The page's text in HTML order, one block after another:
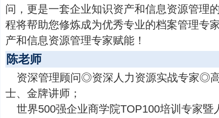
问，更是一套企业知识资产和信息资源管理
程将帮助您修炼成为优秀专业的档案管理专
产和信息资源管理专家赋能！
陈老师
资深管理顾问◎资深人力资源实战专家◎
士、金牌讲师；
世界500强企业商学院TOP100培训专家